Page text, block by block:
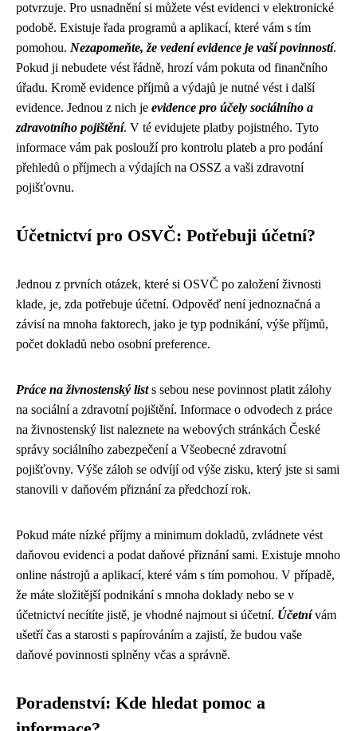
potvrzuje. Pro usnadnění si můžete vést evidenci v elektronické
podobě. Existuje řada programů a aplikací, které vám s tím
pomohou. Nezapomeňte, že vedení evidence je vaší povinností.
Pokud ji nebudete vést řádně, hrozí vám pokuta od finančního
úřadu. Kromě evidence příjmů a výdajů je nutné vést i další
evidence. Jednou z nich je evidence pro účely sociálního a
zdravotního pojištění. V té evidujete platby pojistného. Tyto
informace vám pak poslouží pro kontrolu plateb a pro podání
přehledů o příjmech a výdajích na OSSZ a vaši zdravotní
pojišťovnu.
Účetnictví pro OSVČ: Potřebuji účetní?
Jednou z prvních otázek, které si OSVČ po založení živnosti
klade, je, zda potřebuje účetní. Odpověď není jednoznačná a
závisí na mnoha faktorech, jako je typ podnikání, výše příjmů,
počet dokladů nebo osobní preference.
Práce na živnostenský lists sebou nese povinnost platit zálohy
na sociální a zdravotní pojištění. Informace o odvodech z práce
na živnostenský list naleznete na webových stránkách České
správy sociálního zabezpečení a Všeobecné zdravotní
pojišťovny. Výše záloh se odvíjí od výše zisku, který jste si sami
stanovili v daňovém přiznání za předchozí rok.
Pokud máte nízké příjmy a minimum dokladů, zvládnete vést
daňovou evidenci a podat daňové přiznání sami. Existuje mnoho
online nástrojů a aplikací, které vám s tím pomohou. V případě,
že máte složitější podnikání s mnoha doklady nebo se v
účetnictví necítíte jistě, je vhodné najmout si účetní. Účetnívám
ušetří čas a starosti s papírováním a zajistí, že budou vaše
daňové povinnosti splněny včas a správně.
Poradenství: Kde hledat pomoc a